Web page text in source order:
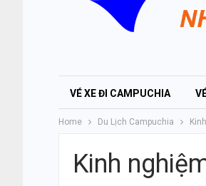
VÉ XE ĐI CAMPUCHIA
Home Du Lịch Campuchia
Kinh